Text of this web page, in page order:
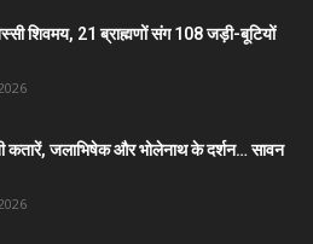
शिवमय, 21 ब्राह्मणों संग 108 जड़ी-बूटियों
कतारें, जलाभिषेक और भोलेनाथ के दर्शन… सावन